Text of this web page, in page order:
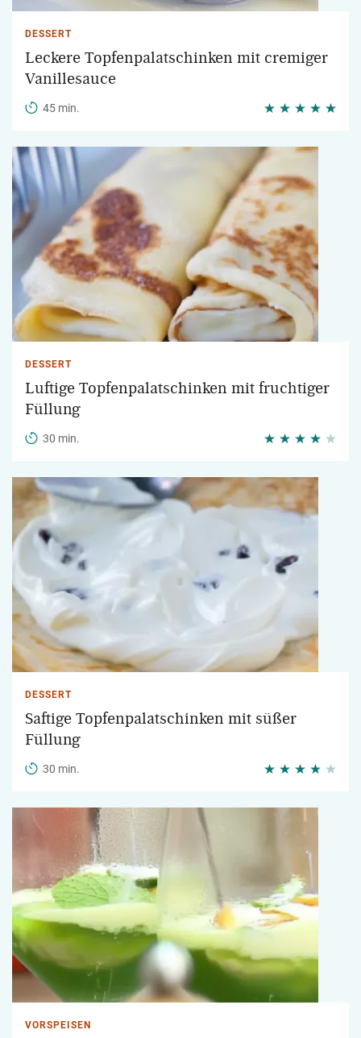
DESSERT
Leckere Topfenpalatschinken mit cremiger
Vanillesauce
45 min.
DESSERT
Luftige Topfenpalatschinken mit fruchtiger
Füllung
30 min.
DESSERT
Saftige Topfenpalatschinken mit süßer
Füllung
30 min.
VORSPEISEN